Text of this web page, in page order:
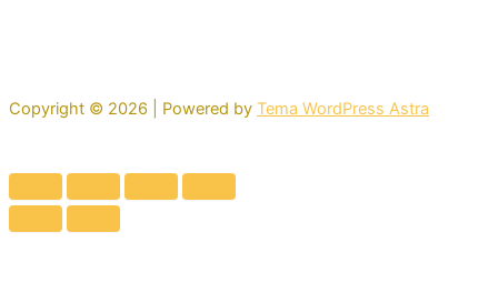
Copyright © 2026 | Powered by Tema WordPress Astra